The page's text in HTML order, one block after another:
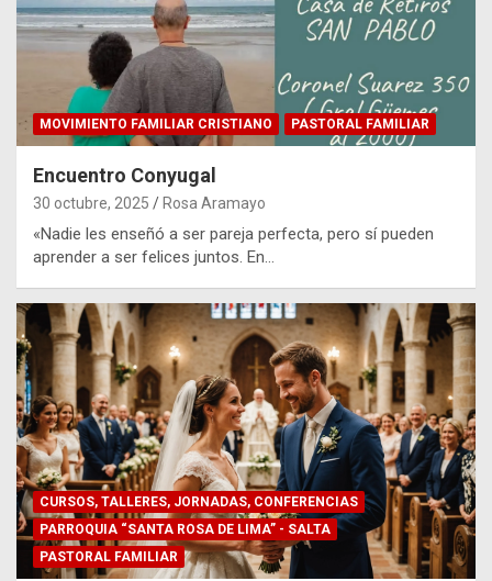
MOVIMIENTO FAMILIAR CRISTIANO PASTORAL FAMILIAR
Encuentro Conyugal
30 octubre, 2025 Rosa Aramayo
«Nadie les enseñó a ser pareja perfecta, pero sí pueden
aprender a ser felices juntos. En…
CURSOS, TALLERES, JORNADAS, CONFERENCIAS
PARROQUIA “SANTA ROSA DE LIMA” - SALTA
PASTORAL FAMILIAR